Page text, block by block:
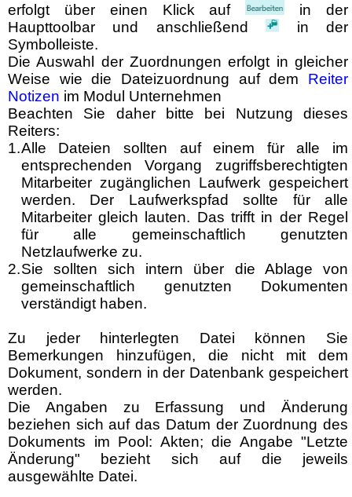
erfolgt über einen Klick auf
in der
Haupttoolbar und anschließend
in der
Symbolleiste.
Die Auswahl der Zuordnungen erfolgt in gleicher
Weise wie die Dateizuordnung auf dem Reiter
Notizen im Modul Unternehmen
Beachten Sie daher bitte bei Nutzung dieses
Reiters:
1.Alle Dateien sollten auf einem für alle im
entsprechenden Vorgang zugriffsberechtigten
Mitarbeiter zugänglichen Laufwerk gespeichert
werden. Der Laufwerkspfad sollte für alle
Mitarbeiter gleich lauten. Das trifft in der Regel
für alle gemeinschaftlich genutzten
Netzlaufwerke zu.
2.Sie sollten sich intern über die Ablage von
gemeinschaftlich genutzten Dokumenten
verständigt haben.
Zu jeder hinterlegten Datei können Sie
Bemerkungen hinzufügen, die nicht mit dem
Dokument, sondern in der Datenbank gespeichert
werden.
Die Angaben zu Erfassung und Änderung
beziehen sich auf das Datum der Zuordnung des
Dokuments im Pool: Akten; die Angabe "Letzte
Änderung" bezieht sich auf die jeweils
ausgewählte Datei.